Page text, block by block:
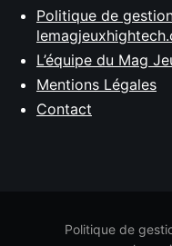
Politique de
L’équipe du Mag
Mentions Légales
Contact
Politique de